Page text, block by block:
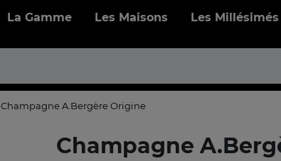
La Gamme Les Maisons Les Millésimés
Champagne A.Bergère Origine
Champagne